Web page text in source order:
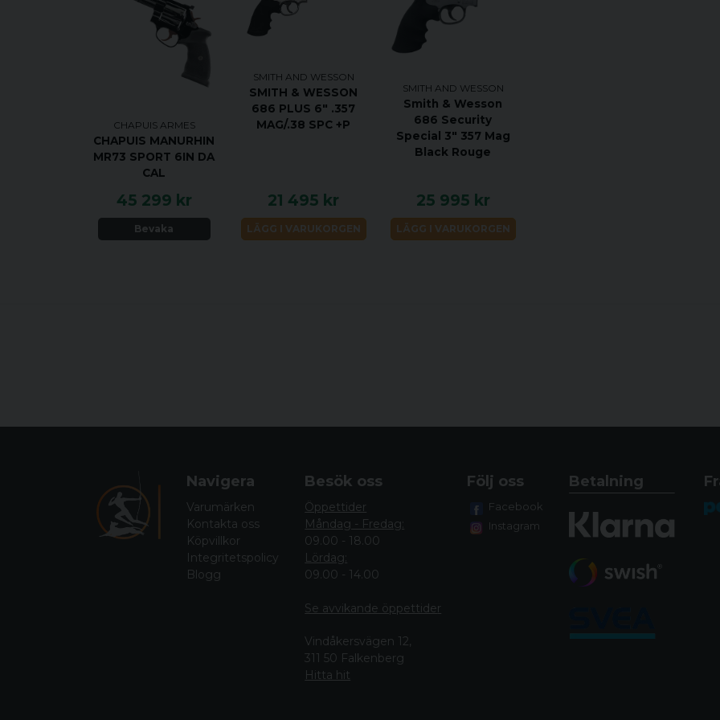
CHAPUIS ARMES
CHAPUIS MANURHIN
MR73 SPORT 6IN DA
CAL
45 299 kr
Bevaka
SMITH AND WESSON
SMITH & WESSON
686 PLUS 6" .357
MAG/.38 SPC +P
21 495 kr
LÄGG I VARUKORGEN
SMITH AND WESSON
Smith & Wesson
686 Security
Special 3" 357 Mag
Black Rouge
25 995 kr
LÄGG I VARUKORGEN
och en
höga nivå av
maximal kontroll över
Navigera
Varumärken
Kontakta oss
Köpvillkor
Integritetspolicy
Blogg
Besök oss
Öppettider
Måndag - Fredag:
09.00 - 18.00
Lördag:
09.00 - 14.00
Se avvikande öppettider
Vindåkersvägen 12,
311 50 Falkenberg
Hitta hit
Följ oss
Facebook
Instagram
Betalning